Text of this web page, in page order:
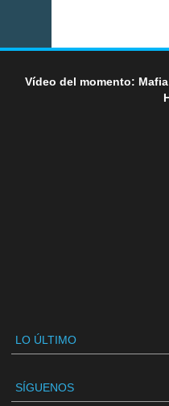
Vídeo del momento:
LO ÚLTIMO
SÍGUENOS